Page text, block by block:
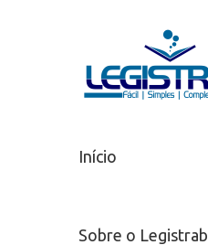
Início
Sobre o Legistrab